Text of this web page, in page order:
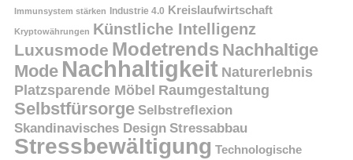
Immunsystem stärken Industrie 4.0 Kreislaufwirtschaft
Kryptowährungen Künstliche Intelligenz
Luxusmode Modetrends Nachhaltige
Mode Nachhaltigkeit Naturerlebnis
Platzsparende Möbel Raumgestaltung
Selbstfürsorge Selbstreflexion
Skandinavisches Design Stressabbau
Stressbewältigung Technologische